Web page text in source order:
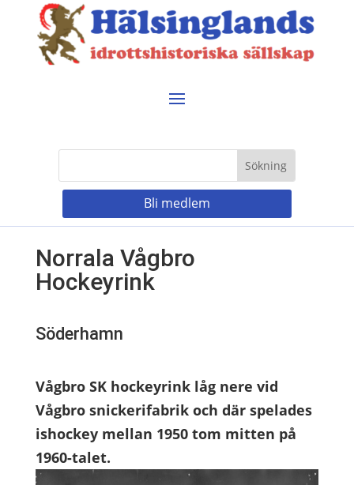
Bli medlem
Norrala Vågbro
Hockeyrink
Söderhamn
Vågbro SK hockeyrink låg nere vid
Vågbro snickerifabrik och där spelades
ishockey mellan 1950 tom mitten på
1960-talet.